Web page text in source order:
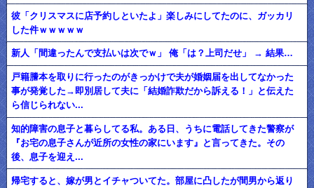
彼「クリスマスに店予約しといたよ」楽しみにしてたのに、ガッカリ
した件ｗｗｗｗｗ
新人「間違ったんで支払いは次でｗ」 俺「は？上司だせ」 → 結果…
戸籍謄本を取りに行ったのがきっかけで夫が婚姻届を出してなかった
事が発覚した→即別居して夫に「結婚詐欺だから訴える！」と伝えた
ら信じられない...
知的障害の息子と暮らしてる私。ある日、うちに電話してきた警察が
『お宅の息子さんが近所の女性の家にいます』と言ってきた。その
後、息子を迎え...
帰宅すると、嫁が男とイチャついてた。部屋に凸したが間男から返り